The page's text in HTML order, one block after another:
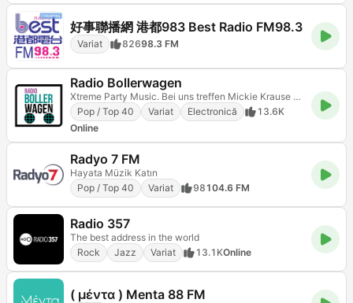
好事聯播網 港都983 Best Radio FM98.3
Variat 82698.3 FM
Radio Bollerwagen
Xtreme Party Music. Bei uns treffen Mickie Krause und Peter Wackel auf AC/DC und Scooter. Viel Spaß
Pop / Top 40
Variat Electronică
13.6K
Online
Radyo 7 FM
Hayata Müzik Katın
Pop / Top 40
Variat 98104.6 FM
Radio 357
The best address in the world
Rock
Jazz Variat 13.1KOnline
( μέντα ) Menta 88 FM